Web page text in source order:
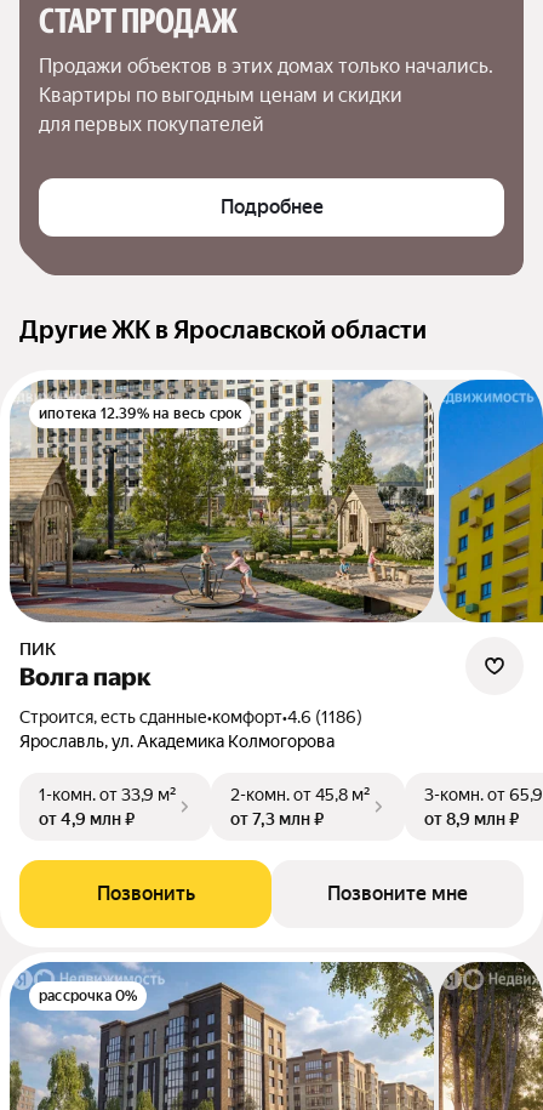
СТАРТ ПРОДАЖ
Продажи объектов в этих домах только начались.
Квартиры по выгодным ценам и скидки
для первых покупателей
Подробнее
Другие ЖК в Ярославской области
ипотека 12.39% на весь срок
ПИК
Волга парк
Строится, есть сданные•комфорт•4.6 (1186)
Ярославль, ул. Академика Колмогорова
1-комн.от 33,9 м²
от 4,9 млн ₽
2-комн.от 45,8 м²
от 7,3 млн ₽
3-комн.от
от 8,9 млн ₽
Позвонить Позвоните мне
рассрочка 0%